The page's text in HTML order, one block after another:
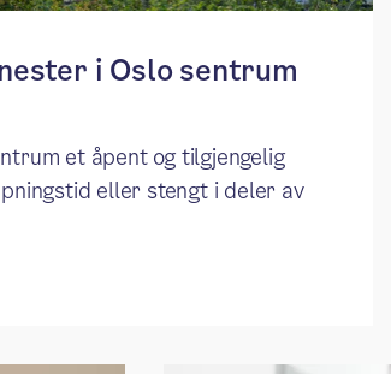
i Oslo sentrum
et åpent og tilgjengelig
eller stengt i deler av